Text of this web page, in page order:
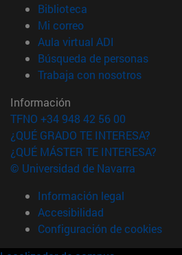
Biblioteca
Mi correo(abre en nueva
Aula virtual ADI
Búsqueda de personas(abre
Trabaja con nosotros(abre
Información
TFNO +34 948 42 56 00
¿QUÉ GRADO TE INTERESA?
¿QUÉ MÁSTER TE INTERESA?
© Universidad de Navarra
Información legal
Accesibilidad
Configuración de cookies